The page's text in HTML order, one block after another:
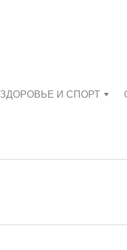
ЗДОРОВЬЕ И СПОРТ